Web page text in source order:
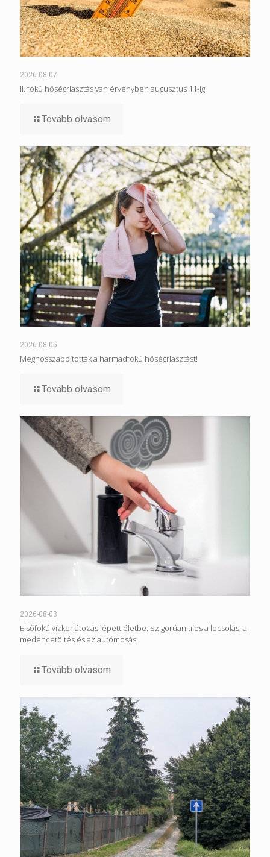
2026-08-07
II. fokú hőségriasztás van érvényben augusztus 11-ig
Tovább olvasom
2026-08-05
Meghosszabbították a harmadfokú hőségriasztást!
Tovább olvasom
2026-08-03
Elsőfokú vízkorlátozás lépett életbe: Szigorúan tilos a locsolás, a
medencetöltés és az autómosás
Tovább olvasom